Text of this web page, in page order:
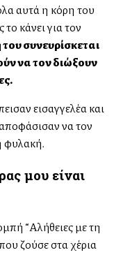
αυτά η κόρη του
κάνει για τον
συνευρίσκεται
να τον διώξουν
εισαγγελέα και
να τον
φυλακή.
μου είναι
“Αλήθειες με τη
ζούσε στα χέρια